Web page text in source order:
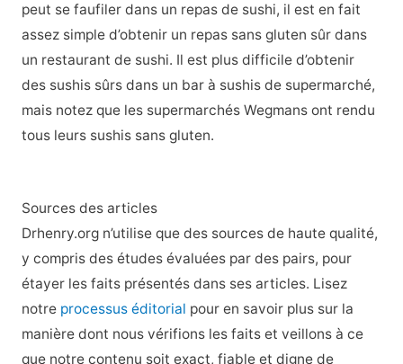
peut se faufiler dans un repas de sushi, il est en fait
assez simple d’obtenir un repas sans gluten sûr dans
un restaurant de sushi. Il est plus difficile d’obtenir
des sushis sûrs dans un bar à sushis de supermarché,
mais notez que les supermarchés Wegmans ont rendu
tous leurs sushis sans gluten.
Sources des articles
Drhenry.org n’utilise que des sources de haute qualité,
y compris des études évaluées par des pairs, pour
étayer les faits présentés dans ses articles. Lisez
notre processus éditorial pour en savoir plus sur la
manière dont nous vérifions les faits et veillons à ce
que notre contenu soit exact, fiable et digne de